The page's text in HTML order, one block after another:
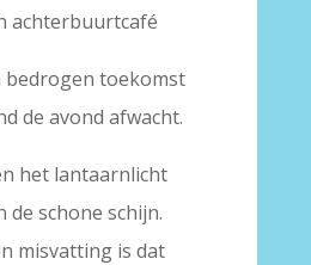
achterbuurtcafé
bedrogen toekomst
de avond afwacht.
het lantaarnlicht
de schone schijn.
misvatting is dat